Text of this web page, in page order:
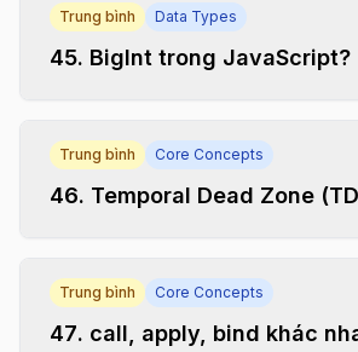
Trung bình Data Types
45. BigInt trong JavaScript?
Trung bình Core Concepts
46. Temporal Dead Zone
Trung bình Core Concepts
47. call, apply, bind khác